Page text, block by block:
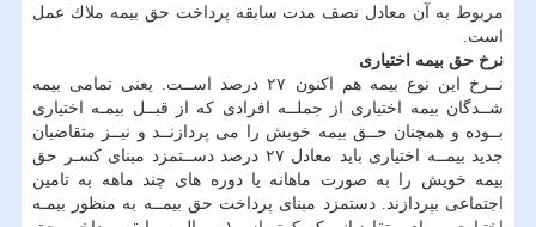
مربوط به آن معادل نصف مدت سابقه پرداخت حق بیمه ملاك عمل
است.
نرخ حق بیمه اختیاری
نــرخ این نوع بیمه هم اكنون ۲۷ درصد اســت. یعنی تمامی بیمه
شــدگان بیمه اختیاری از جملــه افرادی كه از قبــل بیمـه اختیاری
بــوده و همچنان حــق بیمه خویش را می پردازنــد و نیــز متقاضیان
جدید بیمــه اختیاری باید معادل ۲۷ درصد دســتمزد مبنای كسـر حق
بیمه خویش را به صورت ماهانه یا دوره های چند ماهه به تامین
اجتماعی بپردازند. دستمزد مبنای پرداخت حق بیمــه به منظور بیمـه